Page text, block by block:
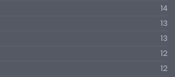
14
13
13
12
12